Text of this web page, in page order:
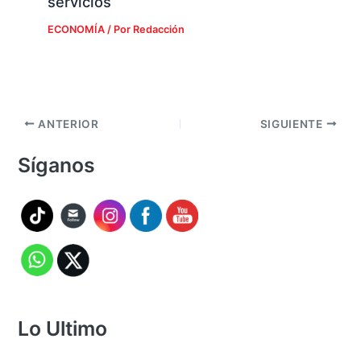
ECONOMÍA/ Por Redacción
ANTERIOR SIGUIENTE
Síganos
Lo Ultimo